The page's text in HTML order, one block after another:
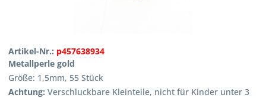
Artikel-Nr.: p457638934
Metallperle gold
Größe: 1,5mm, 55 Stück
Achtung: Verschluckbare Kleinteile, nicht für Kinder unter 3